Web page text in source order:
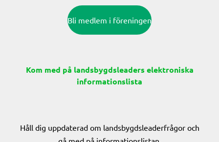
Bli medlem i föreningen
Kom med på landsbygdsleaders elektroniska
informationslista
Håll dig uppdaterad om landsbygdsleaderfrågor och